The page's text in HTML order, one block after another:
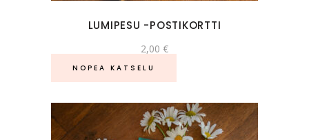
LUMIPESU -POSTIKORTTI
2,00 €
NOPEA KATSELU